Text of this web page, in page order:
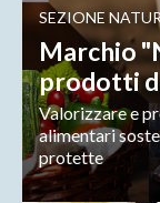
SEZIONE
Marchio
prodotti
Valorizzare e
alimentari
protette